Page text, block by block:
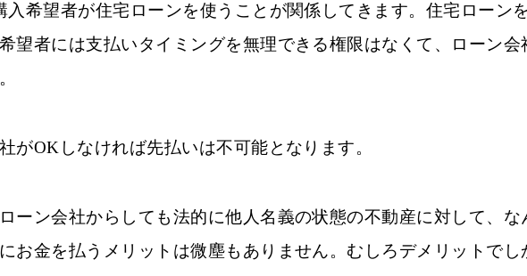
入希望者が住宅ローンを使うことが関係してきます。住宅ローン
望者には支払いタイミングを無理できる権限はなくて、ローン会
がOKしなければ先払いは不可能となります。
ーン会社からしても法的に他人名義の状態の不動産に対して、な
お金を払うメリットは微塵もありません。むしろデメリットでし